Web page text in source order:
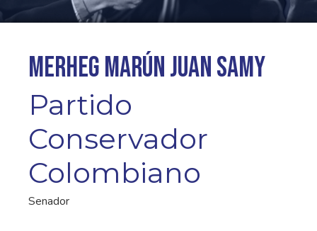
Merheg Marún Juan Samy
Partido
Conservador
Colombiano
Senador